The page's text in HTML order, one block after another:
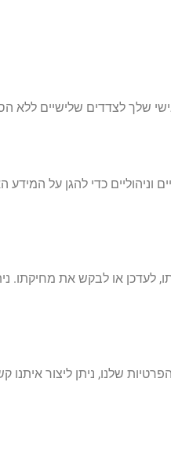
שלך לצדדים שלישיים
וניהוליים כדי להגן על
לעדכן או לבקש את מחיקתו.
שלנו, ניתן ליצור איתנו